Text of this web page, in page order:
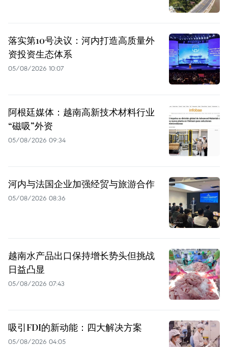
落实第10号决议：河内打造高质量外
资投资生态体系
05/08/2026 10:07
阿根廷媒体：越南高新技术材料行业
“磁吸”外资
05/08/2026 09:34
河内与法国企业加强经贸与旅游合作
05/08/2026 08:36
越南水产品出口保持增长势头但挑战
日益凸显
05/08/2026 07:43
吸引FDI的新动能：四大解决方案
05/08/2026 04:05